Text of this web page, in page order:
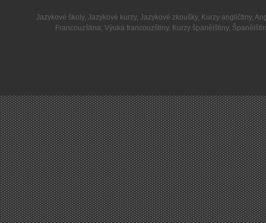
Jazykové školy, Jazykové kurzy, Jazykové zkoušky, Kurzy angličtiny,
Francouzština,Výuka francouzštiny, Kurzy španělštiny,